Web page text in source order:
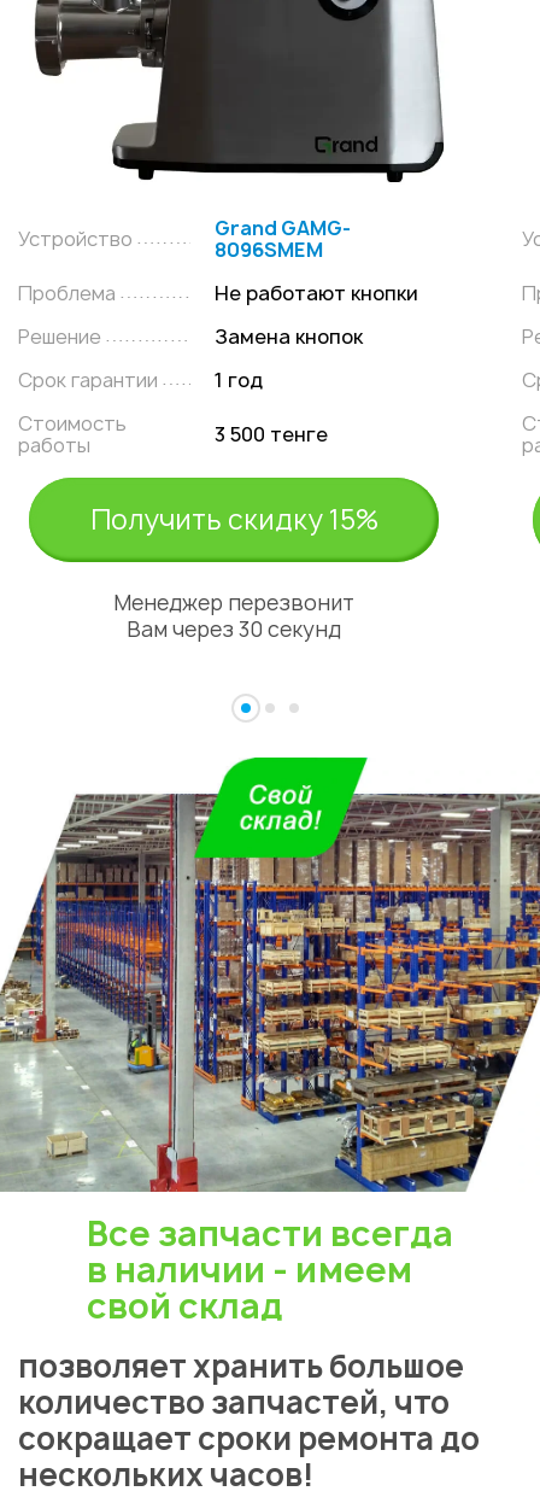
Устройство
Grand GAMG-
8096SMEM
Проблема
Не работают кнопки
Решение
Замена кнопок
Срок гарантии
1 год
Стоимость
работы
3 500 тенге
Получить скидку 15%
Менеджер перезвонит
Вам через 30 секунд
Все запчасти всегда
в наличии - имеем
свой склад
позволяет хранить большое
количество запчастей, что
сокращает сроки ремонта до
нескольких часов!